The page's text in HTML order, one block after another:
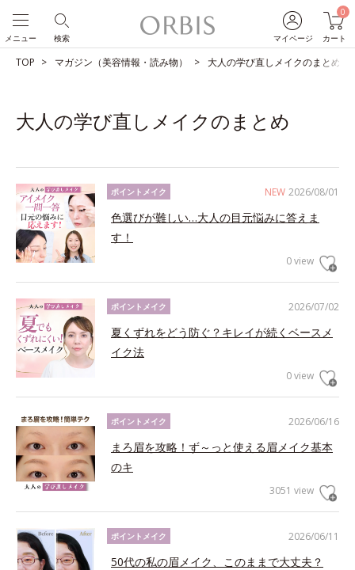
マイページ
0
カート
検索
メニュー
TOP マガジン（美容情報・読み物） 大人の学び直しメイクのまとめ
大人の学び直しメイクのまとめ
NEW 2026/08/01
ポイントメイク
色選びが難しい…大人の目元悩みに答えま
す！
0 view
2026/07/02
ポイントメイク
夏くずれをどう防ぐ？キレイが続くベースメ
イク法
0 view
2026/06/16
ポイントメイク
まろ眉を攻略！ず～っと使える眉メイク基本
のキ
3051 view
2026/06/11
ポイントメイク
50代の私の眉メイク、このままで大丈夫？